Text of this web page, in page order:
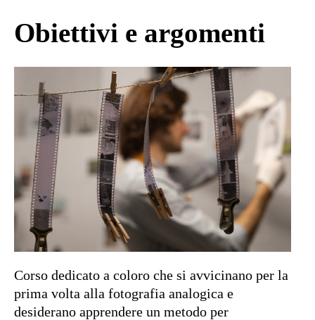
Obiettivi e argomenti
Corso dedicato a coloro che si avvicinano per la
prima volta alla fotografia analogica e
desiderano apprendere un metodo per